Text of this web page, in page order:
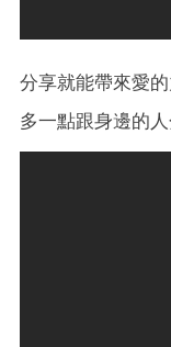
分享就能帶來愛
多一點跟身邊的